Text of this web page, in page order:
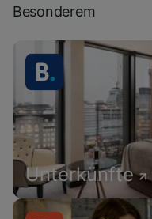
Besonderem
Unterkünfte